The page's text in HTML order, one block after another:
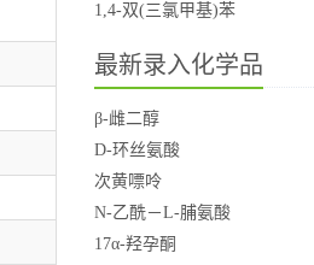
1,4-双(三氯甲基)苯
最新录入化学品
β-雌二醇
D-环丝氨酸
次黄嘌呤
N-乙酰－L-脯氨酸
17α-羟孕酮